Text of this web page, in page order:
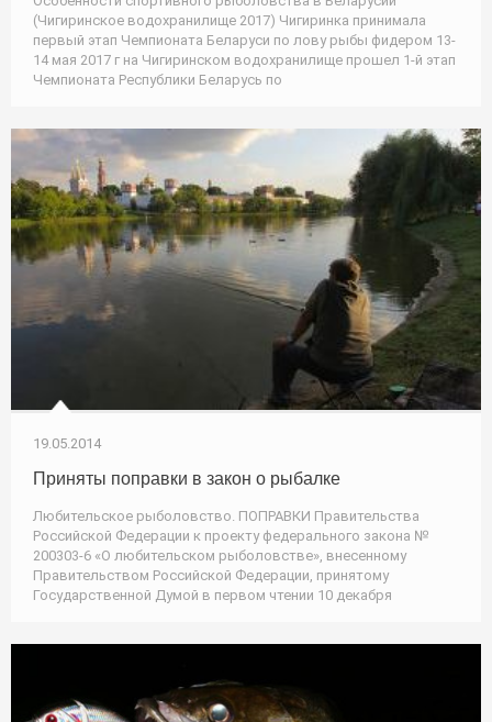
(Чигиринское водохранилище 2017) Чигиринка принимала
первый этап Чемпионата Беларуси по лову рыбы фидером 13-
14 мая 2017 г на Чигиринском водохранилище прошел 1-й этап
Чемпионата Республики Беларусь по
19.05.2014
Приняты поправки в закон о рыбалке
Любительское рыболовство. ПОПРАВКИ Правительства
Российской Федерации к проекту федерального закона №
200303-6 «О любительском рыболовстве», внесенному
Правительством Российской Федерации, принятому
Государственной Думой в первом чтении 10 декабря